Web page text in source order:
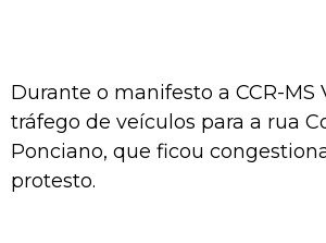
Durante o manifesto a CCR-MS
tráfego de veículos para a rua
Ponciano, que ficou
protesto.